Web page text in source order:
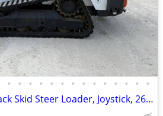
• • • • • • • • • • • • • •
2018 Bobcat T595 Track Skid Steer Loader, Joystick, 2600 Hours!!!